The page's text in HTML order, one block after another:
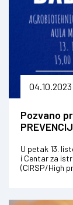
04.10.2023
Pozvano
U petak 13.
i Centar za
(CIRSP/High